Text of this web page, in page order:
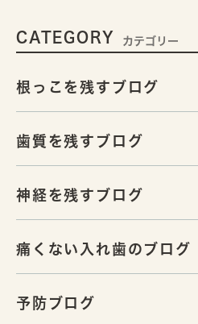
CATEGORY カテゴリー
根っこを残すブログ
歯質を残すブログ
神経を残すブログ
痛くない入れ歯のブログ
予防ブログ